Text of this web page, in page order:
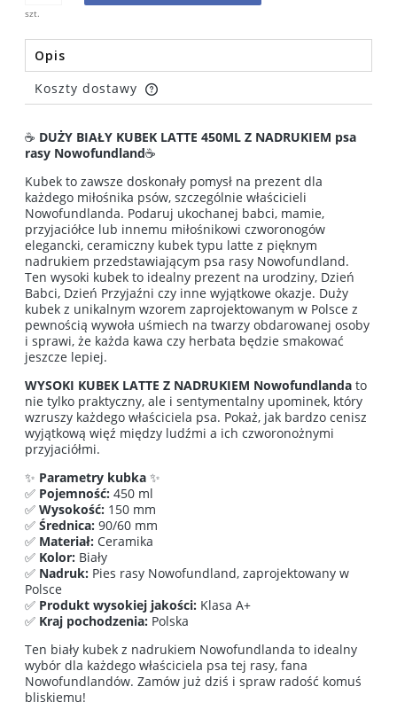
szt.
Opis
Koszty dostawy
Cena nie zawiera ewentualnych kosztów płatności
☕ DUŻY BIAŁY KUBEK LATTE 450ML Z NADRUKIEM psa
rasy Nowofundland☕
Kubek to zawsze doskonały pomysł na prezent dla
każdego miłośnika psów, szczególnie właścicieli
Nowofundlanda. Podaruj ukochanej babci, mamie,
przyjaciółce lub innemu miłośnikowi czworonogów
elegancki, ceramiczny kubek typu latte z pięknym
nadrukiem przedstawiającym psa rasy Nowofundland.
Ten wysoki kubek to idealny prezent na urodziny, Dzień
Babci, Dzień Przyjaźni czy inne wyjątkowe okazje. Duży
kubek z unikalnym wzorem zaprojektowanym w Polsce z
pewnością wywoła uśmiech na twarzy obdarowanej osoby
i sprawi, że każda kawa czy herbata będzie smakować
jeszcze lepiej.
WYSOKI KUBEK LATTE Z NADRUKIEM Nowofundlanda to
nie tylko praktyczny, ale i sentymentalny upominek, który
wzruszy każdego właściciela psa. Pokaż, jak bardzo cenisz
wyjątkową więź między ludźmi a ich czworonożnymi
przyjaciółmi.
✨ Parametry kubka ✨
✅ Pojemność: 450 ml
✅ Wysokość: 150 mm
✅ Średnica: 90/60 mm
✅ Materiał: Ceramika
✅ Kolor: Biały
✅ Nadruk: Pies rasy Nowofundland, zaprojektowany w
Polsce
✅ Produkt wysokiej jakości: Klasa A+
✅ Kraj pochodzenia: Polska
Ten biały kubek z nadrukiem Nowofundlanda to idealny
wybór dla każdego właściciela psa tej rasy, fana
Nowofundlandów. Zamów już dziś i spraw radość komuś
bliskiemu!